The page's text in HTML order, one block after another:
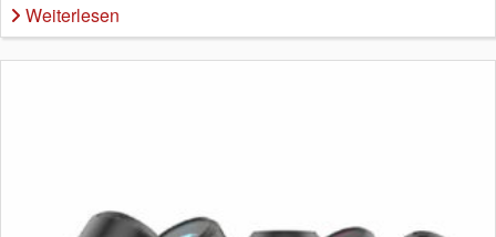
Weiterlesen